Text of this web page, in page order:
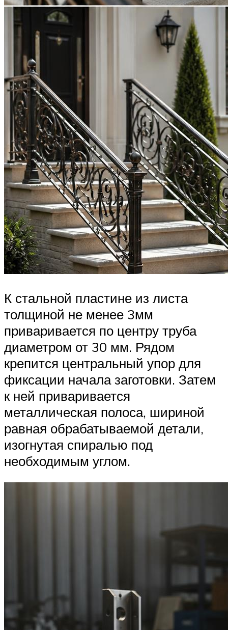
К стальной пластине из листа
толщиной не менее 3мм
приваривается по центру труба
диаметром от 30 мм. Рядом
крепится центральный упор для
фиксации начала заготовки. Затем
к ней приваривается
металлическая полоса, шириной
равная обрабатываемой детали,
изогнутая спиралью под
необходимым углом.